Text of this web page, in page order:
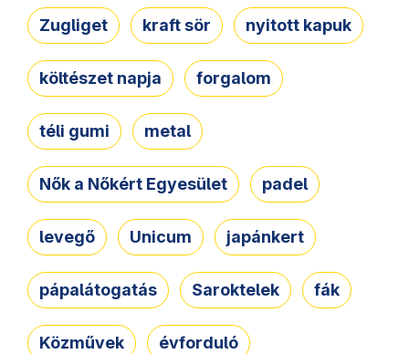
Zugliget kraft sör nyitott kapuk
költészet napja forgalom
téli gumi metal
Nők a Nőkért Egyesület padel
levegő Unicum japánkert
pápalátogatás Saroktelek fák
Közművek évforduló